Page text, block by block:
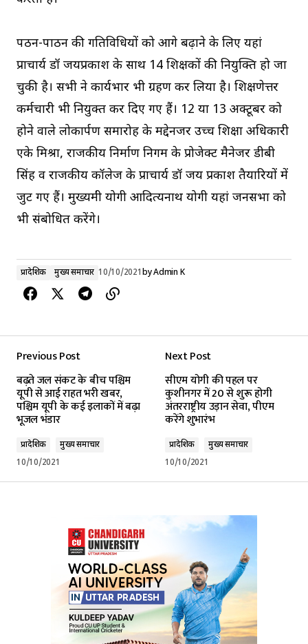
पठन-पाठन की गतिविधियों को आगे बढ़ाने के लिए यहां
प्राचार्य डॉ जयप्रकाश के साथ 14 शिक्षकों की नियुक्ति हो जा
चुकी है। सभी ने कार्यभार भी ग्रहण कर लिया है। शिक्षणेत्तर
कर्मचारी भी नियुक्त कर दिए गए हैं। 12 या 13 अक्टूबर को
होने वाले लोकार्पण समारोह के मद्देनजर उच्च शिक्षा अधिकारी
एके मिश्रा, राजकीय निर्माण निगम के प्रोजेक्ट मैनेजर डीबी
सिंह व राजकीय कॉलेज के प्राचार्य डॉ जय प्रकाश तैयारियों में
जुट गए हैं। मुख्यमंत्री योगी आदित्यनाथ योगी यहां जनसभा को
भी संबोधित करेंगे।
प्रादेशिक मुख्य समाचार 10/10/2021byAdmin K
Previous Post
बढ़ते जल संकट के बीच पश्चिम
यूपी से आई राहत भरी खबर,
पश्चिम यूपी के कई इलाकों में बढ़ा
भूजल भंडार
प्रादेशिक
मुख्य समाचार
10/10/2021
Next Post
सीएम योगी की पहल पर
कुशीनगर में 20 से शुरू होगी
अंतरराष्ट्रीय उड़ान सेवा, पीएम
करेंगे शुभारंभ
प्रादेशिक
मुख्य समाचार
10/10/2021